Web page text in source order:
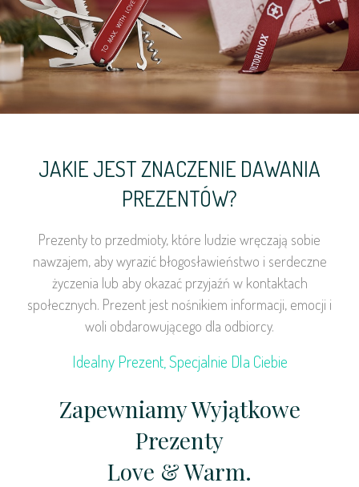
JAKIE JEST ZNACZENIE DAWANIA
PREZENTÓW?
Prezenty to przedmioty, które ludzie wręczają sobie
nawzajem, aby wyrazić błogosławieństwo i serdeczne
życzenia lub aby okazać przyjaźń w kontaktach
społecznych. Prezent jest nośnikiem informacji, emocji i
woli obdarowującego dla odbiorcy.
Idealny Prezent, Specjalnie Dla Ciebie
Zapewniamy Wyjątkowe
Prezenty
Love & Warm.